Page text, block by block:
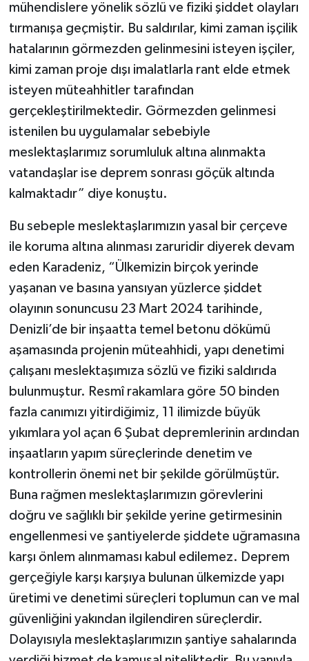
mühendislere yönelik sözlü ve fiziki şiddet olayları
tırmanışa geçmiştir. Bu saldırılar, kimi zaman işçilik
hatalarının görmezden gelinmesini isteyen işçiler,
kimi zaman proje dışı imalatlarla rant elde etmek
isteyen müteahhitler tarafından
gerçekleştirilmektedir. Görmezden gelinmesi
istenilen bu uygulamalar sebebiyle
meslektaşlarımız sorumluluk altına alınmakta
vatandaşlar ise deprem sonrası göçük altında
kalmaktadır” diye konuştu.
Bu sebeple meslektaşlarımızın yasal bir çerçeve
ile koruma altına alınması zaruridir diyerek devam
eden Karadeniz, “Ülkemizin birçok yerinde
yaşanan ve basına yansıyan yüzlerce şiddet
olayının sonuncusu 23 Mart 2024 tarihinde,
Denizli’de bir inşaatta temel betonu dökümü
aşamasında projenin müteahhidi, yapı denetimi
çalışanı meslektaşımıza sözlü ve fiziki saldırıda
bulunmuştur. Resmî rakamlara göre 50 binden
fazla canımızı yitirdiğimiz, 11 ilimizde büyük
yıkımlara yol açan 6 Şubat depremlerinin ardından
inşaatların yapım süreçlerinde denetim ve
kontrollerin önemi net bir şekilde görülmüştür.
Buna rağmen meslektaşlarımızın görevlerini
doğru ve sağlıklı bir şekilde yerine getirmesinin
engellenmesi ve şantiyelerde şiddete uğramasına
karşı önlem alınmaması kabul edilemez. Deprem
gerçeğiyle karşı karşıya bulunan ülkemizde yapı
üretimi ve denetimi süreçleri toplumun can ve mal
güvenliğini yakından ilgilendiren süreçlerdir.
Dolayısıyla meslektaşlarımızın şantiye sahalarında